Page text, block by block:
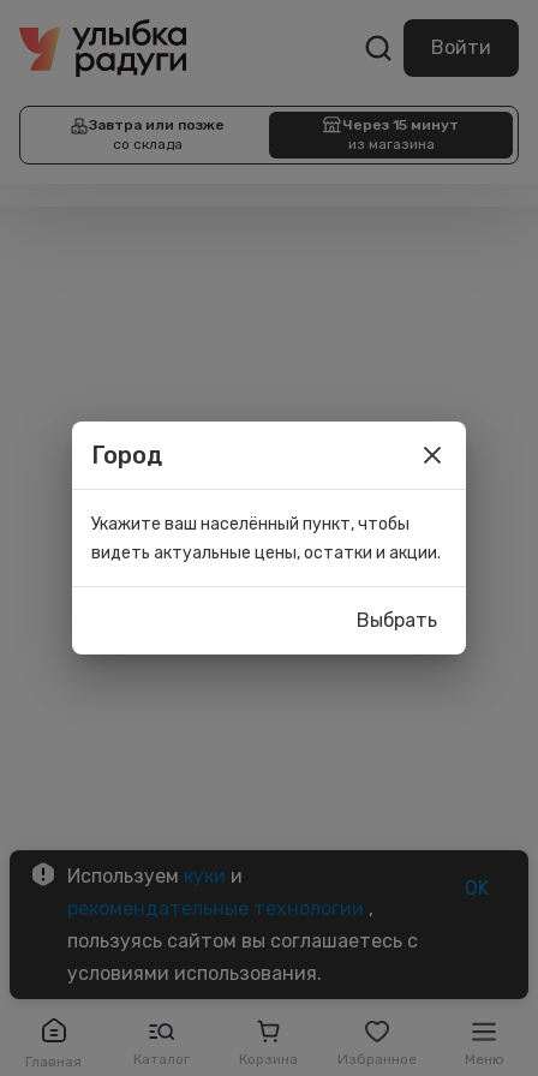
Войти
Завтра или позже
со склада
Через 15 минут
из магазина
Главная Каталог Корзина Избранное Меню
Используем куки и
рекомендательные технологии ,
пользуясь сайтом вы соглашаетесь с
условиями использования.
OK
Город
Укажите ваш населённый пункт, чтобы
видеть актуальные цены, остатки и акции.
Выбрать